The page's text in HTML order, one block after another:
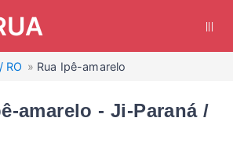
RO Rua Ipê-amarelo
amarelo - Ji-Paraná /